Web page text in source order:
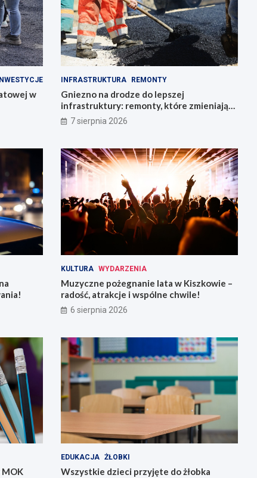
INWESTYCJE
w
INFRASTRUKTURA REMONTY
Gniezno na drodze do lepszej
infrastruktury: remonty, które zmieniają
miasto
7 sierpnia 2026
KULTURA WYDARZENIA
Muzyczne pożegnanie lata w Kiszkowie –
radość, atrakcje i wspólne chwile!
6 sierpnia 2026
EDUKACJA ŻŁOBKI
Wszystkie dzieci przyjęte do żłobka